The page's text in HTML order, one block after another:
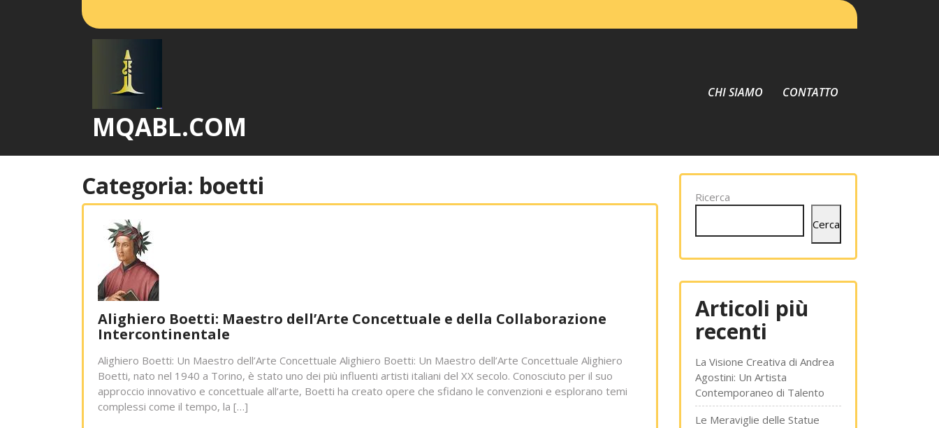
MQABL.COM
CHI SIAMO CONTATTO
Categoria: boetti
Alighiero Boetti: Maestro dell’Arte Concettuale e della Collaborazione
Intercontinentale
Alighiero Boetti: Un Maestro dell’Arte Concettuale Alighiero Boetti: Un Maestro dell’Arte Concettuale Alighiero
Boetti, nato nel 1940 a Torino, è stato uno dei più influenti artisti italiani del XX secolo. Conosciuto per il suo
approccio innovativo e concettuale all’arte, Boetti ha creato opere che sfidano le convenzioni e esplorano temi
complessi come il tempo, la […]
Ricerca
Cerca
Articoli più
recenti
La Visione Creativa di Andrea
Agostini: Un Artista
Contemporaneo di Talento
Le Meraviglie delle Statue